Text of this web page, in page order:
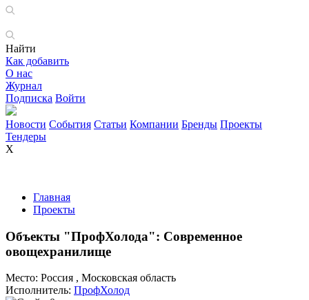
Найти
Как добавить
О нас
Журнал
Подписка Войти
Новости События Статьи Компании Бренды Проекты
Тендеры
X
Главная
Проекты
Объекты "ПрофХолода": Современное
овощехранилище
Место:
Россия , Московская область
Исполнитель: ПрофХолод